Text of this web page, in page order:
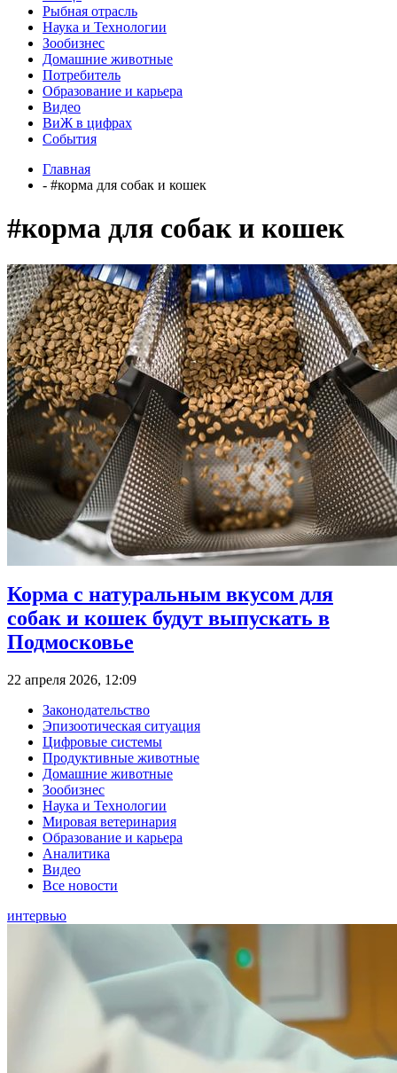
Рыбная отрасль
Наука и Технологии
Зообизнес
Домашние животные
Потребитель
Образование и карьера
Видео
ВиЖ в цифрах
События
Главная
- #корма для собак и кошек
#корма для собак и кошек
Корма с натуральным вкусом для
собак и кошек будут выпускать в
Подмосковье
22 апреля 2026, 12:09
Законодательство
Эпизоотическая ситуация
Цифровые системы
Продуктивные животные
Домашние животные
Зообизнес
Наука и Технологии
Мировая ветеринария
Образование и карьера
Аналитика
Видео
Все новости
интервью